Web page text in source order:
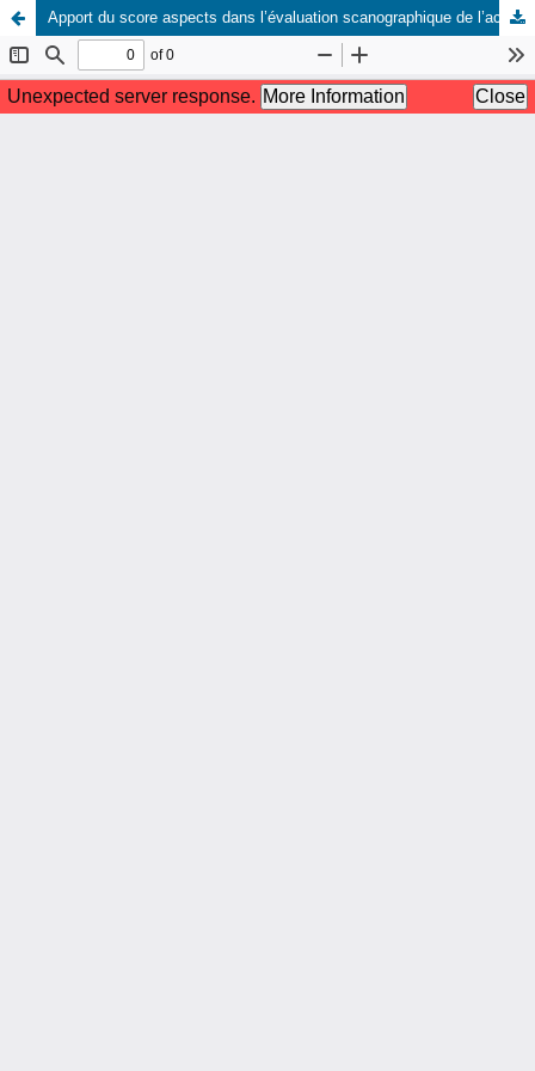
Apport du score aspects dans l’évaluation scanographique de l’accident vasculaire cérébral ischémique sylvien : à propos de 2 cas aux cliniques universitaires de Lubumbashi.